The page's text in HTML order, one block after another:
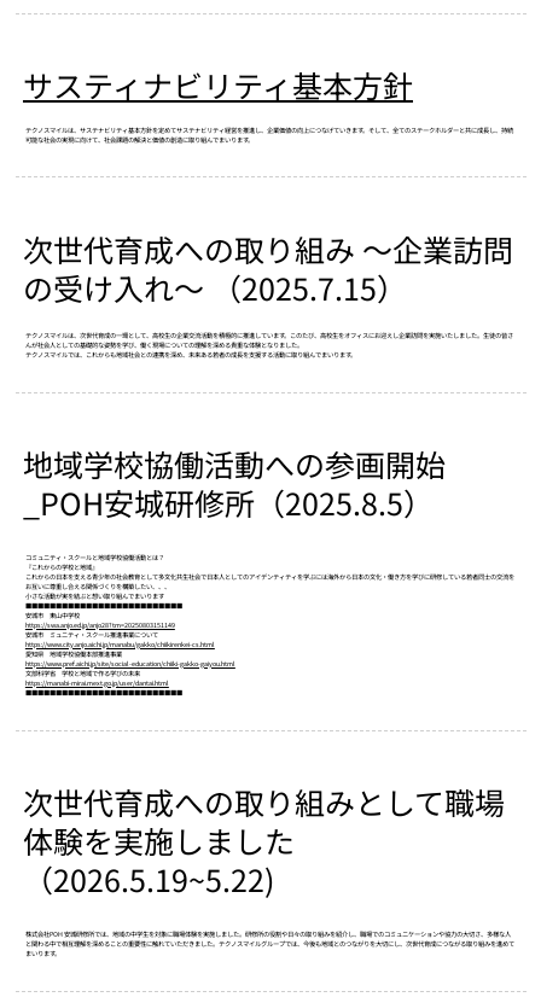
サスティナビリティ基本方針
テクノスマイルは、サステナビリティ基本方針を定めてサステナビリティ経営を推進し、企業価値の向上につなげていきます。そして、全てのステークホルダーと共に成長し、持続
可能な社会の実現に向けて、社会課題の解決と価値の創造に取り組んでまいります。
​次世代育成への取り組み ～企業訪問
の受け入れ～ （2025.7.15）
テクノスマイルは、次世代育成の一環として、高校生の企業交流活動を積極的に推進しています。このたび、高校生をオフィスにお迎えし企業訪問を実施いたしました。生徒の皆さ
んが社会人としての基礎的な姿勢を学び、働く現場についての理解を深める貴重な体験となりました。
テクノスマイルでは、これからも地域社会との連携を深め、未来ある若者の成長を支援する活動に取り組んでまいります。
地域学校協働活動への参画開始
_POH安城研修所（2025.8.5）
コミュニティ・スクールと地域学校協働活動とは？
『これからの学校と地域』
これからの日本を支える青少年の社会教育として多文化共生社会で日本人としてのアイデンティティを学ぶには海外から日本の文化・働き方を学びに研修している若者同士の交流を
お互いに尊重し合える関係づくりを構築したい、、、
小さな活動が実を結ぶと想い取り組んでまいります
■■■■■■■■■■■■■■■■■■■■■■■■■■
安城市 東山中学校
https://swa.anjo.ed.jp/anjo28?tm=20250803151149
安城市 ミュニティ・スクール推進事業について
https://www.city.anjo.aichi.jp/manabu/gakko/chiikirenkei-cs.html
愛知県 地域学校協働本部推進事業
https://www.pref.aichi.jp/site/social-education/chiiki-gakko-gaiyou.html
文部科学省 学校と地域で作る学びの未来
https://manabi-mirai.mext.go.jp/user/dantai.html
■■■■■■■■■■■■■■■■■■■■■■■■■■
次世代育成への取り組みとして職場
体験を実施しました
（2026.5.19~5.22)
株式会社POH 安城研修所では、地域の中学生を対象に職場体験を実施しました。研修所の役割や日々の取り組みを紹介し、職場でのコミュニケーションや協力の大切さ、多様な人
と関わる中で相互理解を深めることの重要性に触れていただきました。テクノスマイルグループでは、今後も地域とのつながりを大切にし、次世代育成につながる取り組みを進めて
まいります。